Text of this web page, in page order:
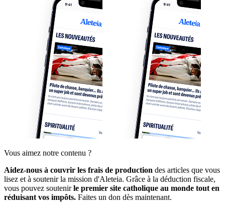
Vous aimez notre contenu ?
Aidez-nous à couvrir les frais de production des articles que vous
lisez et à soutenir la mission d'Aleteia. Grâce à la déduction fiscale,
vous pouvez soutenirle premier site catholique au monde tout en
réduisant vos impôts. Faites un don dès maintenant.